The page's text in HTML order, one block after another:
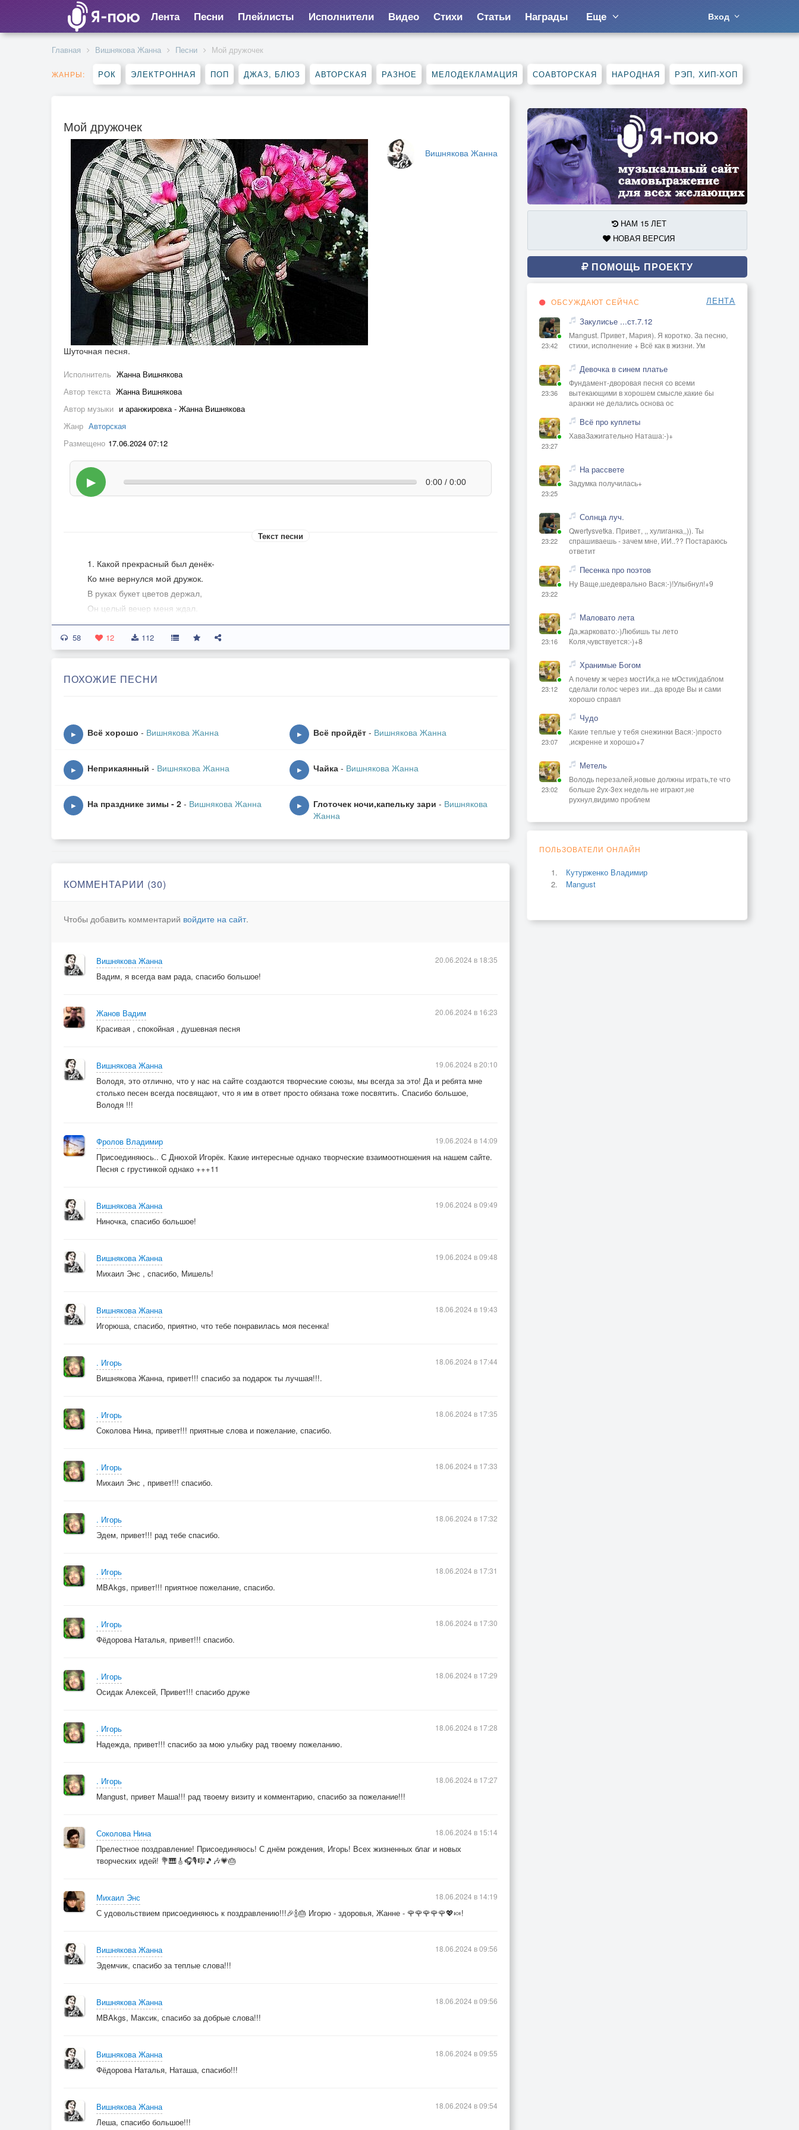
Лента Песни Плейлисты Исполнители Видео Стихи Статьи Награды Еще Вход
Главная Вишнякова Жанна Песни Мой дружочек
ЖАНРЫ: РОК ЭЛЕКТРОННАЯ ПОП ДЖАЗ, БЛЮЗ АВТОРСКАЯ РАЗНОЕ МЕЛОДЕКЛАМАЦИЯ СОАВТОРСКАЯ НАРОДНАЯ РЭП, ХИП-ХОП
Мой дружочек
Вишнякова Жанна
Шуточная песня.
Исполнитель Жанна Вишнякова
Автор текста Жанна Вишнякова
Автор музыки и аранжировка - Жанна Вишнякова
Жанр Авторская
Размещено 17.06.2024 07:12
▶ 0:00 / 0:00
Текст песни
1. Какой прекрасный был денёк-
Ко мне вернулся мой дружок.
В руках букет цветов держал,
Он целый вечер меня ждал.
ПРИПЕВ:
Ты заглянул на огонёк.
И что готов меня обнять,
Свидетельство о публикации №117063004200
58 12 112
ПОХОЖИЕ ПЕСНИ
▶ Всё хорошо - Вишнякова Жанна ▶ Всё пройдёт - Вишнякова Жанна
▶ Неприкаянный - Вишнякова Жанна ▶ Чайка - Вишнякова Жанна
▶ На празднике зимы - 2 - Вишнякова Жанна ▶ Глоточек ночи,капельку зари - Вишнякова
Жанна
КОММЕНТАРИИ (30)
Чтобы добавить комментарий войдите на сайт.
Вишнякова Жанна
Вадим, я всегда вам рада, спасибо большое!
20.06.2024 в 18:35
Жанов Вадим
Красивая , спокойная , душевная песня
20.06.2024 в 16:23
Вишнякова Жанна
Володя, это отлично, что у нас на сайте создаются творческие союзы, мы всегда за это! Да и ребята мне
столько песен всегда посвящают, что я им в ответ просто обязана тоже посвятить. Спасибо большое,
Володя !!!
19.06.2024 в 20:10
Фролов Владимир
Присоединяюсь.. С Днюхой Игорёк. Какие интересные однако творческие взаимоотношения на нашем сайте.
Песня с грустинкой однако +++11
19.06.2024 в 14:09
Вишнякова Жанна
Ниночка, спасибо большое!
19.06.2024 в 09:49
Вишнякова Жанна
Михаил Энс , спасибо, Мишель!
19.06.2024 в 09:48
Вишнякова Жанна
Игорюша, спасибо, приятно, что тебе понравилась моя песенка!
18.06.2024 в 19:43
. Игорь
Вишнякова Жанна, привет!!! спасибо за подарок ты лучшая!!!.
18.06.2024 в 17:44
. Игорь
Соколова Нина, привет!!! приятные слова и пожелание, спасибо.
18.06.2024 в 17:35
. Игорь
Михаил Энс , привет!!! спасибо.
18.06.2024 в 17:33
. Игорь
Эдем, привет!!! рад тебе спасибо.
18.06.2024 в 17:32
. Игорь
MBAkgs, привет!!! приятное пожелание, спасибо.
18.06.2024 в 17:31
. Игорь
Фёдорова Наталья, привет!!! спасибо.
18.06.2024 в 17:30
. Игорь
Осидак Алексей, Привет!!! спасибо друже
18.06.2024 в 17:29
. Игорь
Надежда, привет!!! спасибо за мою улыбку рад твоему пожеланию.
18.06.2024 в 17:28
. Игорь
Mangust, привет Маша!!! рад твоему визиту и комментарию, спасибо за пожелание!!!
18.06.2024 в 17:27
Соколова Нина
Прелестное поздравление! Присоединяюсь! С днём рождения, Игорь! Всех жизненных благ и новых
творческих идей! 💐🎹🎸🎧🎙🎼🎵🎶💗🎂
18.06.2024 в 15:14
Михаил Энс
С удовольствием присоединяюсь к поздравлению!!!🎉🍾🎂 Игорю - здоровья, Жанне - 🌹🌹🌹🌹🌹💖🍬!
18.06.2024 в 14:19
Вишнякова Жанна
Эдемчик, спасибо за теплые слова!!!
18.06.2024 в 09:56
Вишнякова Жанна
MBAkgs, Максик, спасибо за добрые слова!!!
18.06.2024 в 09:56
Вишнякова Жанна
Фёдорова Наталья, Наташа, спасибо!!!
18.06.2024 в 09:55
Вишнякова Жанна
Леша, спасибо большое!!!
18.06.2024 в 09:54
НАМ 15 ЛЕТ
НОВАЯ ВЕРСИЯ
ПОМОЩЬ ПРОЕКТУ
ОБСУЖДАЮТ СЕЙЧАС ЛЕНТА
23:42
Закулисье ...ст.7.12
Mangust. Привет, Мария). Я коротко. За песню,
стихи, исполнение + Всё как в жизни. Ум
23:36
Девочка в синем платье
Фундамент-дворовая песня со всеми
вытекающими в хорошем смысле,какие бы
аранжи не делались основа ос
23:27
Всё про куплеты
ХаваЗажигательно Наташа:-)+
23:25
На рассвете
Задумка получилась+
23:22
Солнца луч.
Qwertysvetka. Привет, ,, хулиганка,,)). Ты
спрашиваешь - зачем мне, ИИ..?? Постараюсь
ответит
23:22
Песенка про поэтов
Ну Ваще,шедеврально Вася:-)!Улыбнул!+9
23:16
Маловато лета
Да,жарковато:-)Любишь ты лето
Коля,чувствуется:-)+8
23:12
Хранимые Богом
А почему ж через мостИк,а не мОстик)даблом
сделали голос через ии...да вроде Вы и сами
хорошо справл
23:07
Чудо
Какие теплые у тебя снежинки Вася:-)просто
,искренне и хорошо+7
23:02
Метель
Володь перезалей,новые должны играть,те что
больше 2ух-3ех недель не играют,не
рухнул,видимо проблем
ПОЛЬЗОВАТЕЛИ ОНЛАЙН
Кутурженко Владимир
Mangust